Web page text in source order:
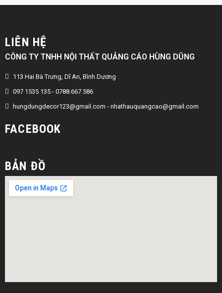
LIÊN HỆ
CÔNG TY TNHH NỘI THẤT QUẢNG CÁO HÙNG DŨNG
113 Hai Bà Trưng, Dĩ An, Bình Dương
097 1535 135 - 0788.667.586
hungdungdecor123@gmail.com - nhathauquangcao@gmail.com
FACEBOOK
BẢN ĐỒ